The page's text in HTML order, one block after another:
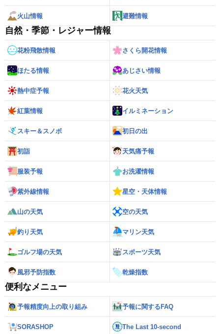
火山情報 避難情報
自然・季節・レジャー情報
花粉飛散情報 さくら開花情報
ほたる情報 あじさい情報
熱中症予報 花火天気
紅葉情報 イルミネーション
スキー＆スノボ 初日の出
初詣 天気痛予報
服装予報 お洗濯情報
紫外線情報 星空・天体情報
山の天気 空の天気
釣り天気 マリン天気
ゴルフ場の天気 スポーツ天気
風邪予防指数 乾燥指数
便利なメニュー
予報精度向上の取り組み 予報に関するFAQ
SORASHOP The Last 10-second